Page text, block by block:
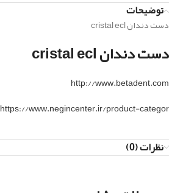
توضیحات
دست دندان cristal ecl
دست دندان cristal ecl
http://www.betadent.com
https://www.negincenter.ir/product-categor
نظرات (0)